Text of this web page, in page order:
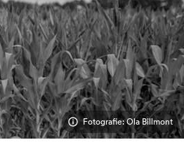
Fotografie: Ola Billmont